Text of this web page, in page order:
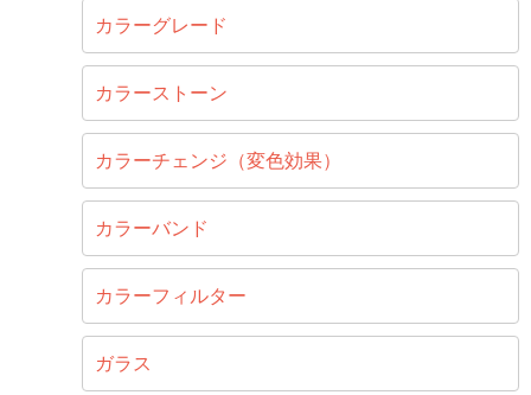
カラーグレード
カラーストーン
カラーチェンジ（変色効果）
カラーバンド
カラーフィルター
ガラス